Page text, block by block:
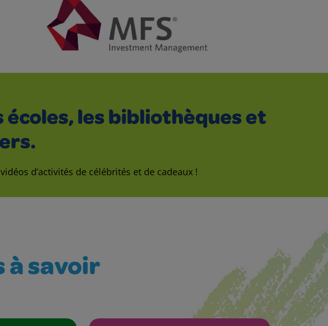
les bibliothèques et
d’activités de célébrités et de cadeaux !
à savoir